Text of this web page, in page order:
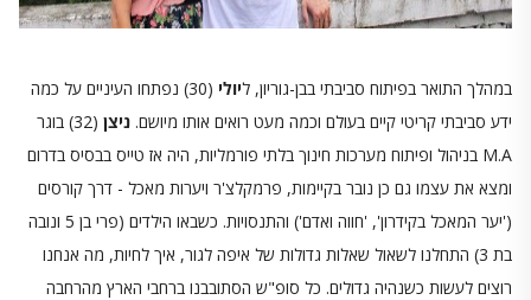
במהלך התואר בפיתוח סביבתי בבן-גוריון, ליולי
(30) נפתחו העיניים על כמה
ידע סביבתי קריטי קיים בעולם וכמה מעט רואים אותו מיושם. ניצן
(32) בוגר
M.A בניהול ופיתוח מערכות חינוך בלתי פורמליות, היה אז טייס בבסיס בדרום
ומצא את עצמו גם כן נובר בקיימות, פרמקלצ'ר ויערות מאכל - דרך קורסים
('יער המאכל בקידרון', 'חווה ואדם') והתנסויות. כשבאו הילדים (פרי בן 5 ונובה
בת 3) התחלנו לשאול שאלות גדולות של איפה לגור, איך לחיות, מה אנחנו
רוצים לעשות כשנהיה גדולים. כל סופ"ש הסתובבנו ברחבי הארץ מהרחבה